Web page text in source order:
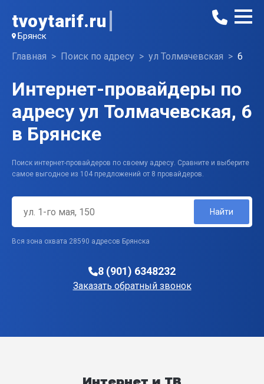
tvoytarif.ru
Брянск
Главная Поиск по адресу ул Толмачевская 6
Интернет-провайдеры по
адресу ул Толмачевская, 6
в Брянске
Поиск интернет-провайдеров по своему адресу. Сравните и выберите
самое выгодное из 104 предложений от 8 провайдеров.
Найти
Вся зона охвата 28590 адресов Брянска
8 (901) 6348232
Заказать обратный звонок